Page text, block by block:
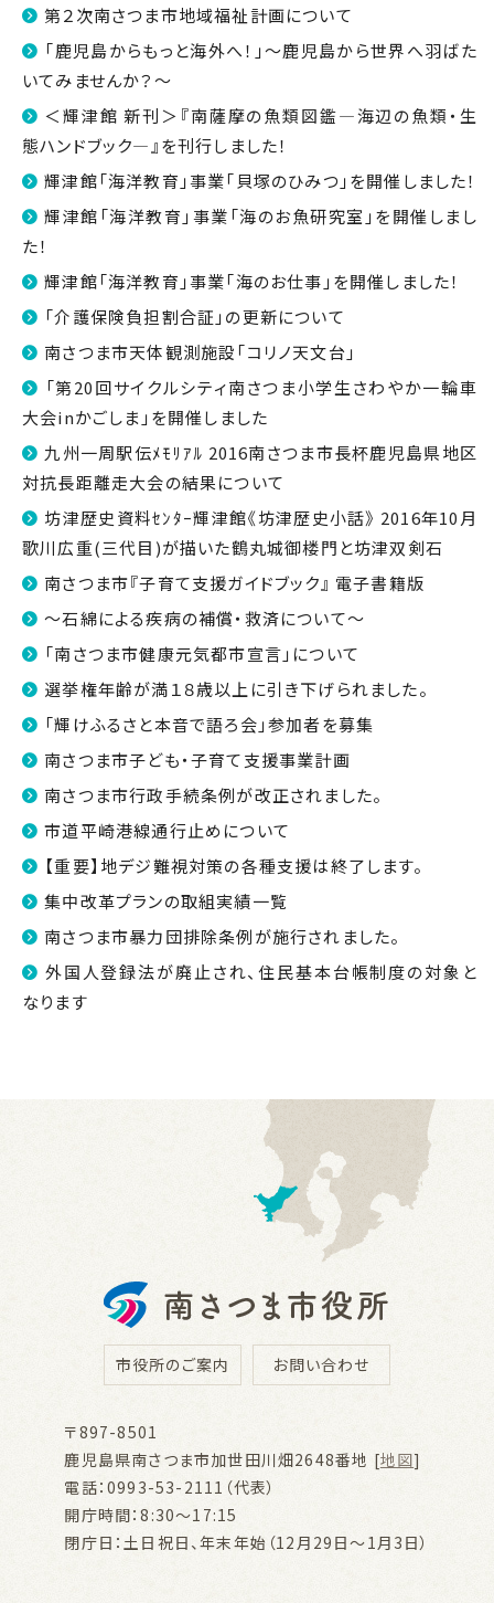
第２次南さつま市地域福祉計画について
「鹿児島からもっと海外へ！」～鹿児島から世界へ羽ばた
いてみませんか？～
＜輝津館 新刊＞『南薩摩の魚類図鑑―海辺の魚類・生
態ハンドブック―』を刊行しました！
輝津館「海洋教育」事業「貝塚のひみつ」を開催しました！
輝津館「海洋教育」事業「海のお魚研究室」を開催しまし
た！
輝津館「海洋教育」事業「海のお仕事」を開催しました！
「介護保険負担割合証」の更新について
南さつま市天体観測施設「コリノ天文台」
「第20回サイクルシティ南さつま小学生さわやか一輪車
大会inかごしま」を開催しました
九州一周駅伝ﾒﾓﾘｱﾙ 2016南さつま市長杯鹿児島県地区
対抗長距離走大会の結果について
坊津歴史資料ｾﾝﾀｰ輝津館《坊津歴史小話》 2016年10月
歌川広重(三代目)が描いた鶴丸城御楼門と坊津双剣石
南さつま市『子育て支援ガイドブック』 電子書籍版
～石綿による疾病の補償・救済について～
「南さつま市健康元気都市宣言」について
選挙権年齢が満１８歳以上に引き下げられました。
「輝けふるさと本音で語ろ会」参加者を募集
南さつま市子ども・子育て支援事業計画
南さつま市行政手続条例が改正されました。
市道平崎港線通行止めについて
【重要】地デジ難視対策の各種支援は終了します。
集中改革プランの取組実績一覧
南さつま市暴力団排除条例が施行されました。
外国人登録法が廃止され、住民基本台帳制度の対象と
なります
市役所のご案内 お問い合わせ
〒897-8501
鹿児島県南さつま市加世田川畑2648番地 [地図]
電話：0993-53-2111（代表）
開庁時間：8:30～17:15
閉庁日：土日祝日、年末年始（12月29日～1月3日）